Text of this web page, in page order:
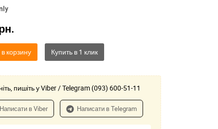
корзину
пишіть у Viber / Telegram (093) 600-51-11
в Viber Написати в Telegram